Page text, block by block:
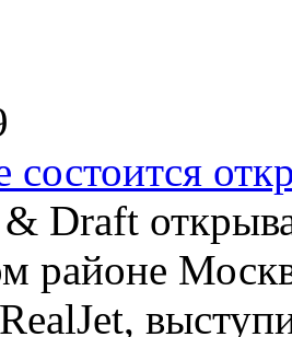
состоится
Draft
районе